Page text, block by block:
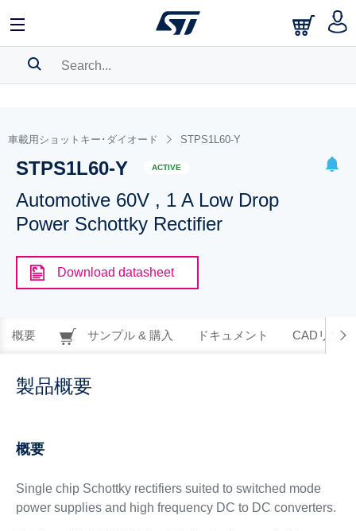
BOOKMARK
Pleaselog into show your saved searches.
車載用ショットキー･ダイオード STPS1L60-Y
STPS1L60-Y ACTIVE
Automotive 60V , 1 A Low Drop
Power Schottky Rectifier
Download datasheet
概要 サンプル & 購入 ドキュメント CADリソー
製品概要
概要
Single chip Schottky rectifiers suited to switched mode
power supplies and high frequency DC to DC converters.